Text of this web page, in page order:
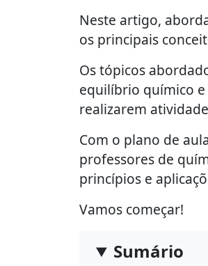
Neste artigo,
os principais
Os tópicos
equilíbrio químico e
realizarem
Com o plano de
professores de
princípios e
Vamos começar!
Sumário